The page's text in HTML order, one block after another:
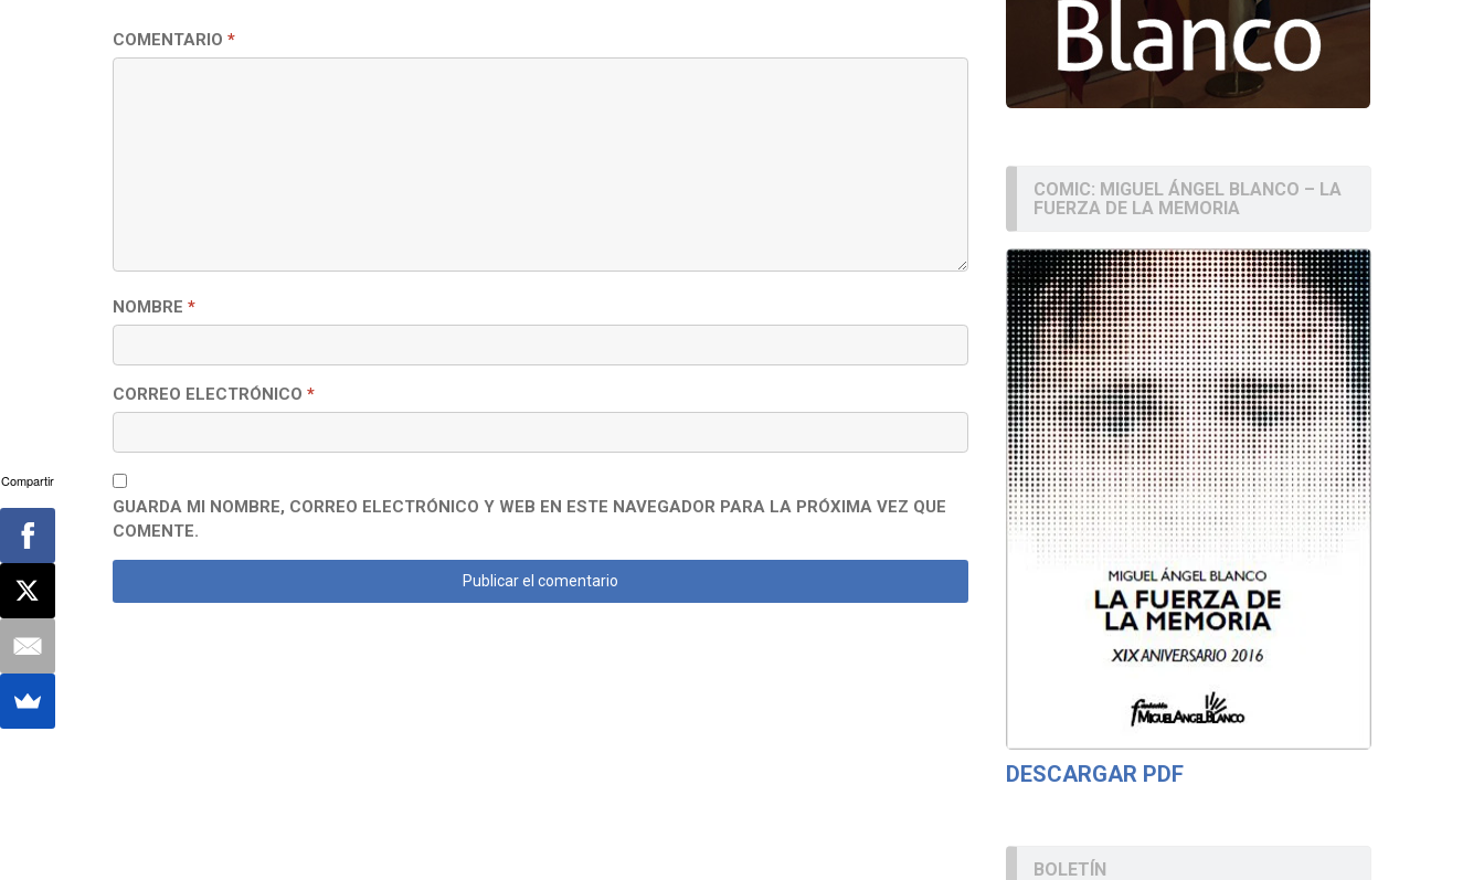
COMENTARIO *
NOMBRE *
CORREO ELECTRÓNICO *
GUARDA MI NOMBRE, CORREO ELECTRÓNICO Y WEB EN ESTE NAVEGADOR PARA LA PRÓXIMA VEZ QUE
COMENTE.
COMIC: MIGUEL ÁNGEL BLANCO – LA
FUERZA DE LA MEMORIA
DESCARGAR PDF
BOLETÍN
Compartir